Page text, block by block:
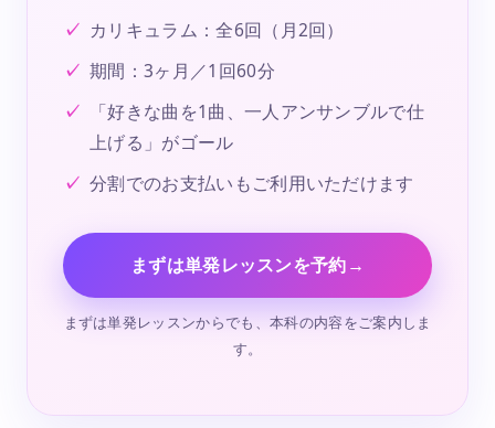
カリキュラム：全6回（月2回）
期間：3ヶ月／1回60分
「好きな曲を1曲、一人アンサンブルで仕
上げる」がゴール
分割でのお支払いもご利用いただけます
まずは単発レッスンを予約→
まずは単発レッスンからでも、本科の内容をご案内しま
す。